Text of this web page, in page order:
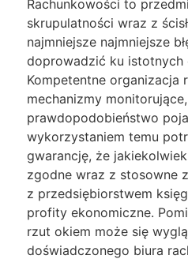
Rachunkowości to
skrupulatności wraz z
najmniejsze najmniejsze
doprowadzić ku istotnych
Kompetentne organizacja
mechanizmy
prawdopodobieństwo
wykorzystaniem temu
gwarancję, że
zgodne wraz z stosowne
z przedsiębiorstwem
profity ekonomiczne.
rzut okiem może się
doświadczonego biura